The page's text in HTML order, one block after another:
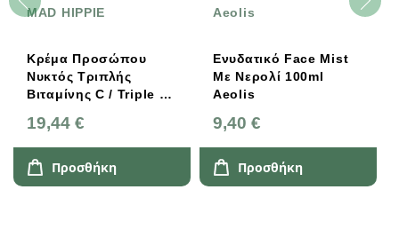
MAD HIPPIE
Κρέμα Προσώπου
Νυκτός Τριπλής
Βιταμίνης C / Triple C
Mad Hippie
19,44 €
Προσθήκη
Aeolis
Ενυδατικό Face Mist
Με Νερολί 100ml
Aeolis
9,40 €
Προσθήκη